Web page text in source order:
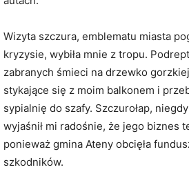
Wizyta szczura, emblematu miasta
kryzysie, wybiła mnie z tropu.
zabranych śmieci na drzewko
stykające się z moim balkonem i
sypialnię do szafy. Szczurołap,
wyjaśnił mi radośnie, że jego biznes
ponieważ gmina Ateny obcięła
szkodników.